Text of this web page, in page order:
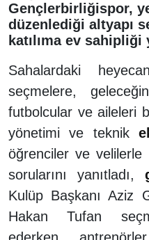
Gençlerbirliğispor,
düzenlediği altyapı
katılıma ev sahipliği
Sahalardaki
seçmelere,
futbolcular ve aileleri
yönetimi ve teknik
öğrenciler ve velilerle
sorularını yanıtladı,
Kulüp Başkanı Aziz
Hakan Tufan